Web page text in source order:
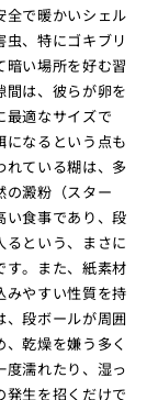
全で暖かいシェル
、特にゴキブリ
暗い場所を好む習
は、彼らが卵を
最適なサイズで
になるという点も
れている糊は、多
の澱粉（スター
い食事であり、段
るという、まさに
す。また、紙素材
みやすい性質を持
、段ボールが周囲
乾燥を嫌う多く
度濡れたり、湿っ
発生を招くだけで